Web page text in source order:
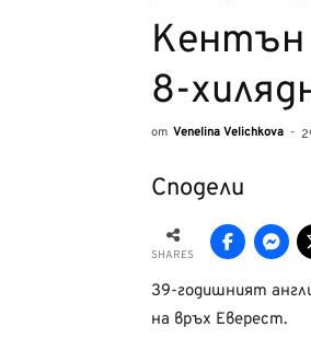
Кентън
8-
от Venelina Velichkova -
Сподели
SHARES
39-годишният
на връх Еверест.